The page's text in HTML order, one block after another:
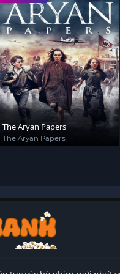
The Aryan Papers
The Aryan Papers